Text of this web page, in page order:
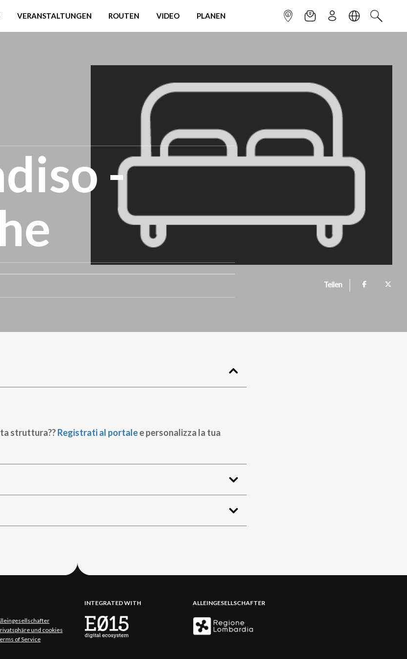
VERANSTALTUNGEN ROUTEN VIDEO PLANEN INFOPUNKTNEWSLETTER
ANMELDENSPRACHESUCHEN
-
Teilen
struttura??Registrati al portalee personalizza la tua
und cookies
of Service
INTEGRATED WITH ALLEINGESELLSCHAFTER